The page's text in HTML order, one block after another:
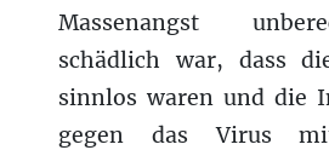
Massenangst
schädlich war, dass
sinnlos waren und die
gegen das Virus